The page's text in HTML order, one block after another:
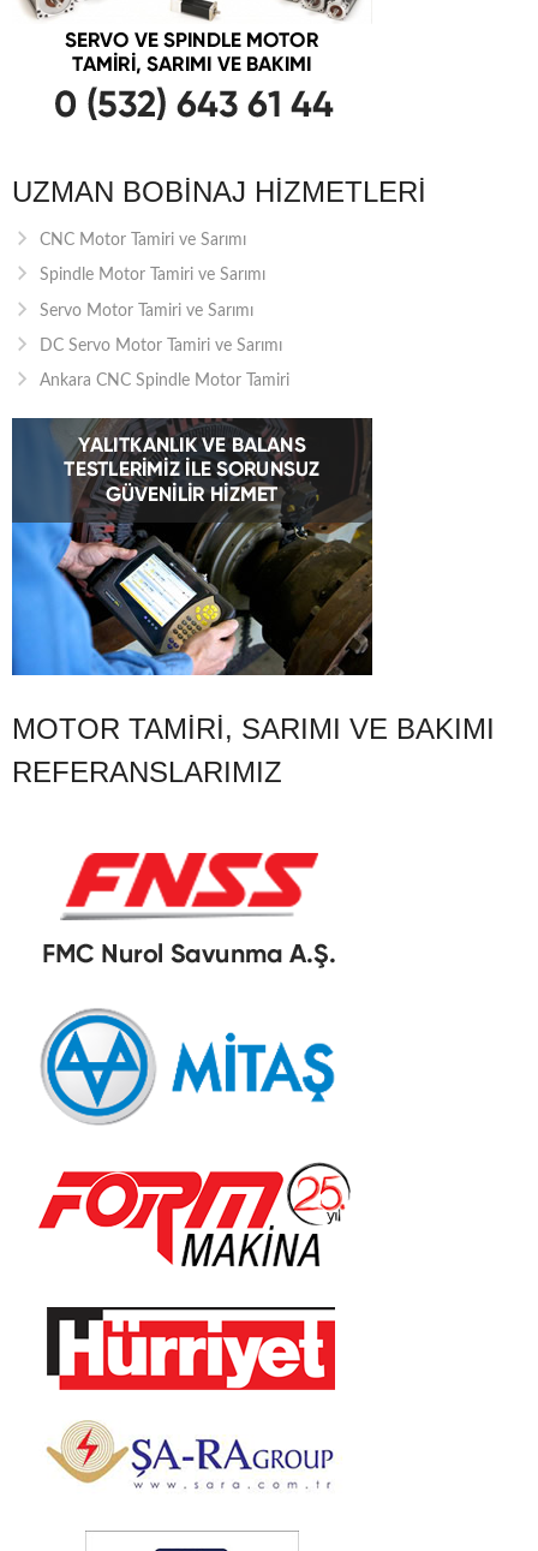
UZMAN BOBINAJ HIZMETLERI
CNC Motor Tamiri ve Sarımı
Spindle Motor Tamiri ve Sarımı
Servo Motor Tamiri ve Sarımı
DC Servo Motor Tamiri ve Sarımı
Ankara CNC Spindle Motor Tamiri
MOTOR TAMIRI, SARIMI VE BAKIMI
REFERANSLARIMIZ